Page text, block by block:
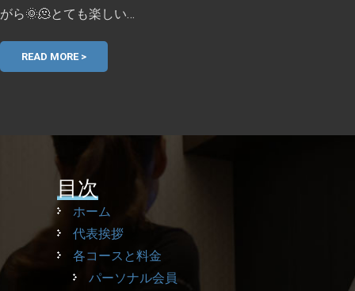
がら🌞🫠とても楽しい…
READ MORE >
目次
ホーム
代表挨拶
各コースと料金
パーソナル会員